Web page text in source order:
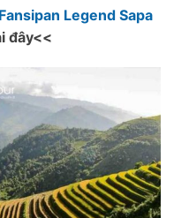
Legend Sapa
đây<<